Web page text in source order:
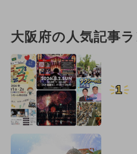
大阪府の人気記事
1